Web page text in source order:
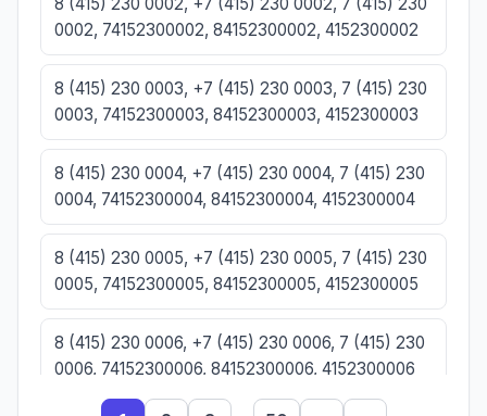
0002, 74152300002, 84152300002, 4152300002
8 (415) 230 0003, +7 (415) 230 0003, 7 (415) 230
0003, 74152300003, 84152300003, 4152300003
8 (415) 230 0004, +7 (415) 230 0004, 7 (415) 230
0004, 74152300004, 84152300004, 4152300004
8 (415) 230 0005, +7 (415) 230 0005, 7 (415) 230
0005, 74152300005, 84152300005, 4152300005
8 (415) 230 0006, +7 (415) 230 0006, 7 (415) 230
0006, 74152300006, 84152300006, 4152300006